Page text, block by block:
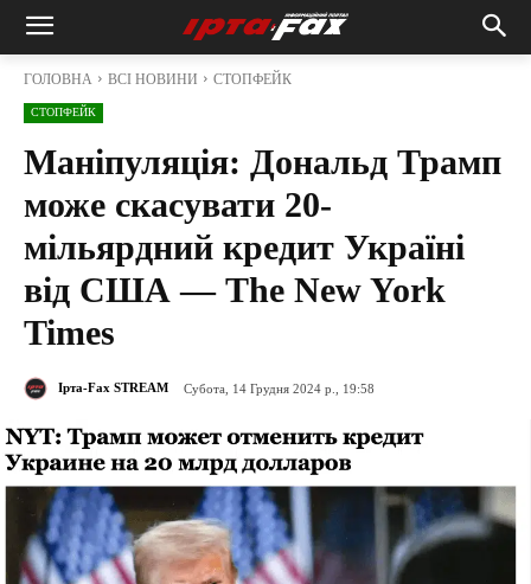
ГОЛОВНА ВСІ НОВИНИ СТОПФЕЙК
СТОПФЕЙК
Маніпуляція: Дональд Трамп
може скасувати 20-
мільярдний кредит Україні
від США — The New York
Times
Ірта-Fax STREAM Субота, 14 Грудня 2024 р., 19:58